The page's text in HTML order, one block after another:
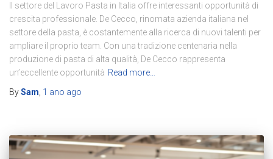
Il settore del Lavoro Pasta in Italia offre interessanti opportunità di
crescita professionale. De Cecco, rinomata azienda italiana nel
settore della pasta, è costantemente alla ricerca di nuovi talenti per
ampliare il proprio team. Con una tradizione centenaria nella
produzione di pasta di alta qualità, De Cecco rappresenta
un’eccellente opportunità Read more…
BySam, 1 ano ago